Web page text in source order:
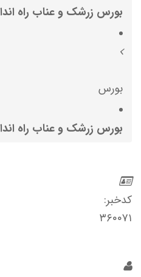
بورس زرشک و عناب راه
بورس
بورس زرشک و عناب راه
کدخبر:
۳۶۰۰۷۱